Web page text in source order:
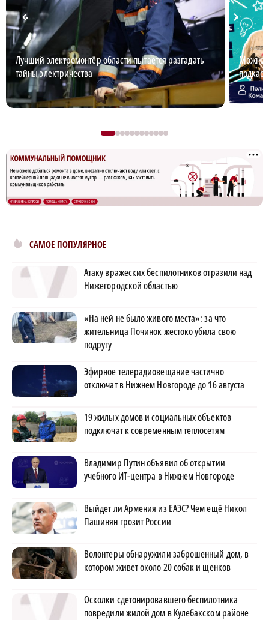
Лучший электромонтёр области пытается разгадать
тайны электричества
Можно
САМОЕ ПОПУЛЯРНОЕ
Атаку вражеских беспилотников отразили над
Нижегородской областью
«На ней не было живого места»: за что
жительница Починок жестоко убила свою
подругу
Эфирное телерадиовещание частично
отключат в Нижнем Новгороде до 16 августа
19 жилых домов и социальных объектов
подключат к современным теплосетям
Владимир Путин объявил об открытии
учебного ИТ-центра в Нижнем Новгороде
Выйдет ли Армения из ЕАЭС? Чем ещё Никол
Пашинян грозит России
Волонтеры обнаружили заброшенный дом, в
котором живет около 20 собак и щенков
Осколки сдетонировавшего беспилотника
повредили жилой дом в Кулебакском районе
×